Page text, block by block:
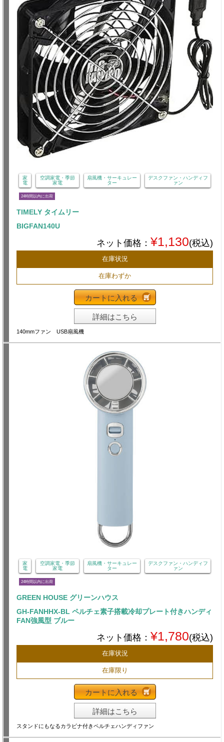
家
電
空調家電・季節
家電
扇風機・サーキュレー
ター
デスクファン・ハンディフ
ァン
24時間以内に出荷
TIMELY タイムリー
BIGFAN140U
ネット価格： ¥1,130(税込)
在庫状況
在庫わずか
カートに入れる
詳細はこちら
140mmファン USB扇風機
家
電
空調家電・季節
家電
扇風機・サーキュレー
ター
デスクファン・ハンディフ
ァン
24時間以内に出荷
GREEN HOUSE グリーンハウス
GH-FANHHX-BL ペルチェ素子搭載冷却プレート付きハンディ
FAN強風型 ブルー
ネット価格： ¥1,780(税込)
在庫状況
在庫限り
カートに入れる
詳細はこちら
スタンドにもなるカラビナ付きペルチェハンディファン